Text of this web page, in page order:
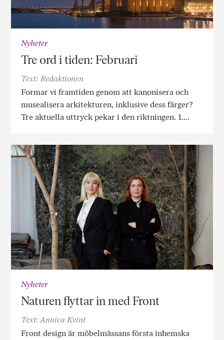
Nyheter
Tre ord i tiden: Februari
Text: Redaktionen
Formar vi framtiden genom att kanonisera och
musealisera arkitekturen, inklusive dess färger?
Tre aktuella uttryck pekar i den riktningen. 1….
Nyheter
Naturen flyttar in med Front
Text: Annica Kvint
Front design är möbelmässans första inhemska